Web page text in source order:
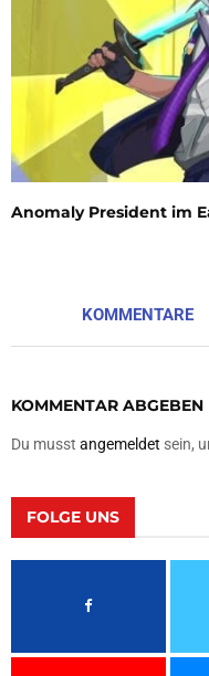
Anomaly President im
KOMMENTARE
KOMMENTAR ABGEBEN
Du musst angemeldet sein,
FOLGE UNS